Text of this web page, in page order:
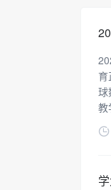
球
教